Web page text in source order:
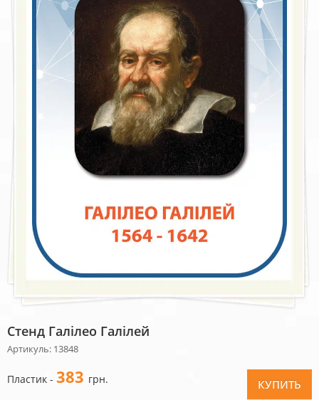
Стенд Галілео Галілей
Артикуль: 13848
Пластик - 383 грн. КУПИТЬ